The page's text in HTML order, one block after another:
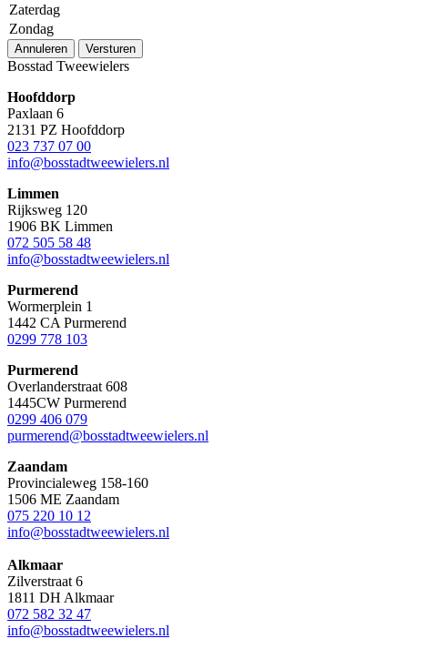
Zaterdag
Zondag
Annuleren Versturen
Bosstad Tweewielers
Hoofddorp
Paxlaan 6
2131 PZ Hoofddorp
023 737 07 00
info@bosstadtweewielers.nl
Limmen
Rijksweg 120
1906 BK Limmen
072 505 58 48
info@bosstadtweewielers.nl
Purmerend
Wormerplein 1
1442 CA Purmerend
0299 778 103
Purmerend
Overlanderstraat 608
1445CW Purmerend
0299 406 079
purmerend@bosstadtweewielers.nl
Zaandam
Provincialeweg 158-160
1506 ME Zaandam
075 220 10 12
info@bosstadtweewielers.nl
Alkmaar
Zilverstraat 6
1811 DH Alkmaar
072 582 32 47
info@bosstadtweewielers.nl